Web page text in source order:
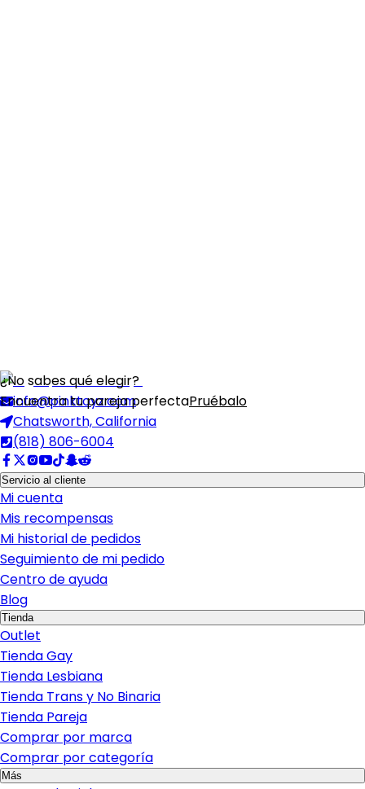
¿No sabes qué elegir?
Encuentra tu pareja perfectaPruébalo
info@pinktoyz.com
Chatsworth, California
(818) 806-6004
Servicio al cliente
Mi cuenta
Mis recompensas
Mi historial de pedidos
Seguimiento de mi pedido
Centro de ayuda
Blog
Tienda
Outlet
Tienda Gay
Tienda Lesbiana
Tienda Trans y No Binaria
Tienda Pareja
Comprar por marca
Comprar por categoría
Más